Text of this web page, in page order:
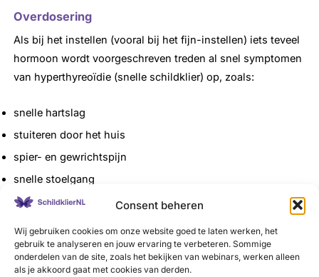
Consent beheren
Wij gebruiken cookies om onze website goed te laten werken, het
gebruik te analyseren en jouw ervaring te verbeteren. Sommige
onderdelen van de site, zoals het bekijken van webinars, werken alleen
als je akkoord gaat met cookies van derden.
Overdosering
Als bij het instellen (vooral bij het fijn-instellen) iets teveel
hormoon wordt voorgeschreven treden al snel symptomen
van hyperthyreoïdie (snelle schildklier) op, zoals:
snelle hartslag
stuiteren door het huis
spier- en gewrichtspijn
snelle stoelgang
hyperactiviteit
Bekijk de klachtenlijst